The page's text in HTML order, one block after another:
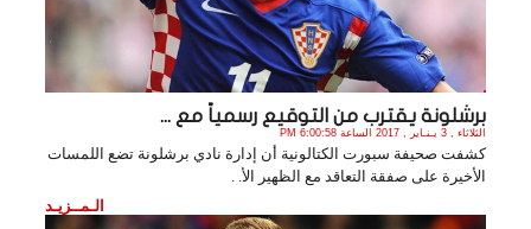
برشلونة يقترب من التوقيع رسمياً مع ...
الثلاثاء , 3 يـنـاير , 2017 الساعة 6:00:58 PM
كشفت صحيفة سبورت الكتالونية أن إدارة نادي برشلونة تضع اللمسات
الأخيرة على صفقة التعاقد مع الظهير الأ. .
الـمــزيـد